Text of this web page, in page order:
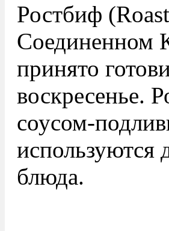
Ростбиф
Соединенном
принято
воскресенье.
соусом-
используются
блюда.